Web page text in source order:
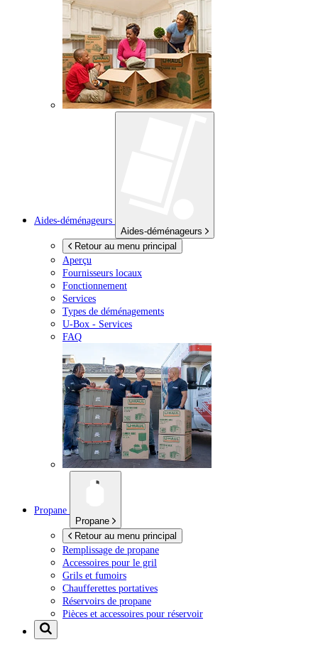
Aides-déménageurs
Aides-déménageurs
Retour au menu principal
Aperçu
Fournisseurs locaux
Fonctionnement
Services
Types de déménagements
U-Box - Services
FAQ
Propane
Propane
Retour au menu principal
Remplissage de propane
Accessoires pour le gril
Grils et fumoirs
Chaufferettes portatives
Réservoirs de propane
Pièces et accessoires pour réservoir